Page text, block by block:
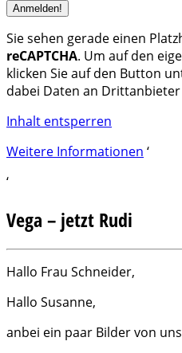
Sie sehen gerade einen
reCAPTCHA. Um auf den
klicken Sie auf den Button
dabei Daten an
Inhalt entsperren
Weitere Informationen ‘
‘
Vega – jetzt Rudi
Hallo Frau Schneider,
Hallo Susanne,
anbei ein paar Bilder von